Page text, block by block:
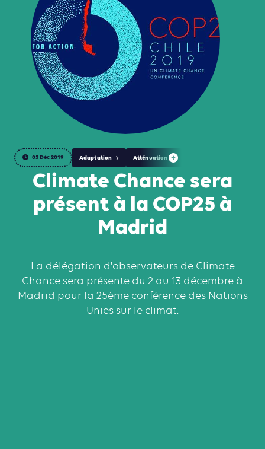
05 Déc 2019 Adaptation Atténuation
Climate Chance sera
présent à la COP25 à
Madrid
La délégation d'observateurs de Climate
Chance sera présente du 2 au 13 décembre à
Madrid pour la 25ème conférence des Nations
Unies sur le climat.